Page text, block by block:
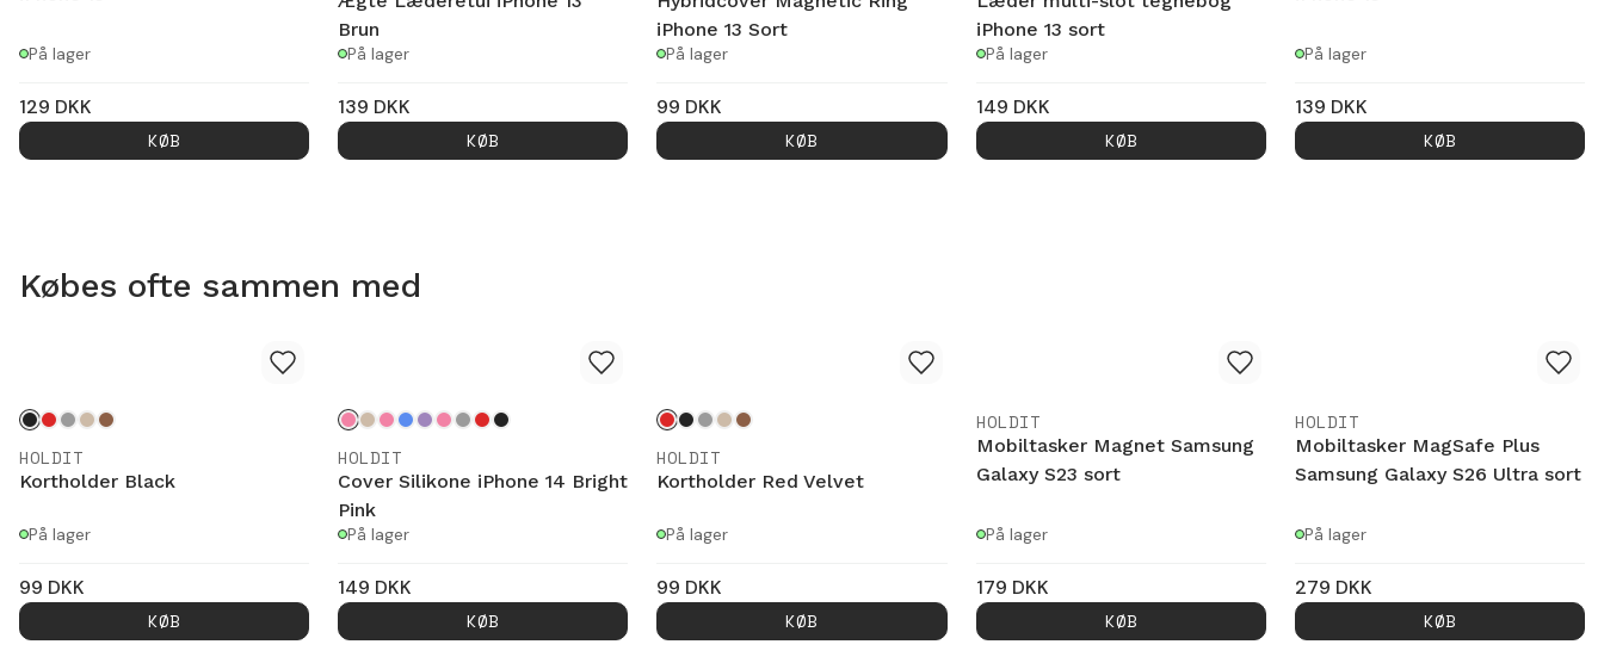
På lager
129 DKK
KØB
Brun
På lager
139 DKK
KØB
iPhone 13 Sort
På lager
99 DKK
KØB
iPhone 13 sort
På lager
149 DKK
KØB
På lager
139 DKK
KØB
Købes ofte sammen med
HOLDIT
Kortholder Black
På lager
99 DKK
KØB
HOLDIT
Cover Silikone iPhone 14 Bright
Pink
På lager
149 DKK
KØB
HOLDIT
Kortholder Red Velvet
På lager
99 DKK
KØB
HOLDIT
Mobiltasker Magnet Samsung
Galaxy S23 sort
På lager
179 DKK
KØB
HOLDIT
Mobiltasker MagSafe Plus
Samsung Galaxy S26 Ultra sort
På lager
279 DKK
KØB